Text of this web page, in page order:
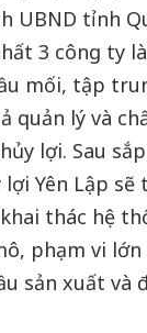
UBND tỉnh
3 công ty
mối, tập
quản lý và
lợi. Sau
Yên Lập sẽ
thác hệ
phạm vi
sản xuất và